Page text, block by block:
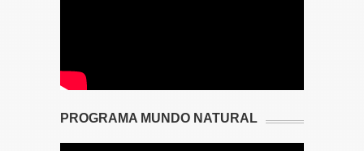
PROGRAMA MUNDO NATURAL